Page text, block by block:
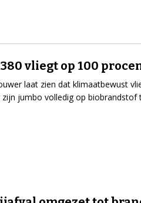
vliegt op 100
laat zien dat klimaatbewust
zijn jumbo volledig op biobrandstof